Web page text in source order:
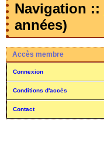
Navigation ::
années)
Accès membre
Connexion
Conditions d'accès
Contact